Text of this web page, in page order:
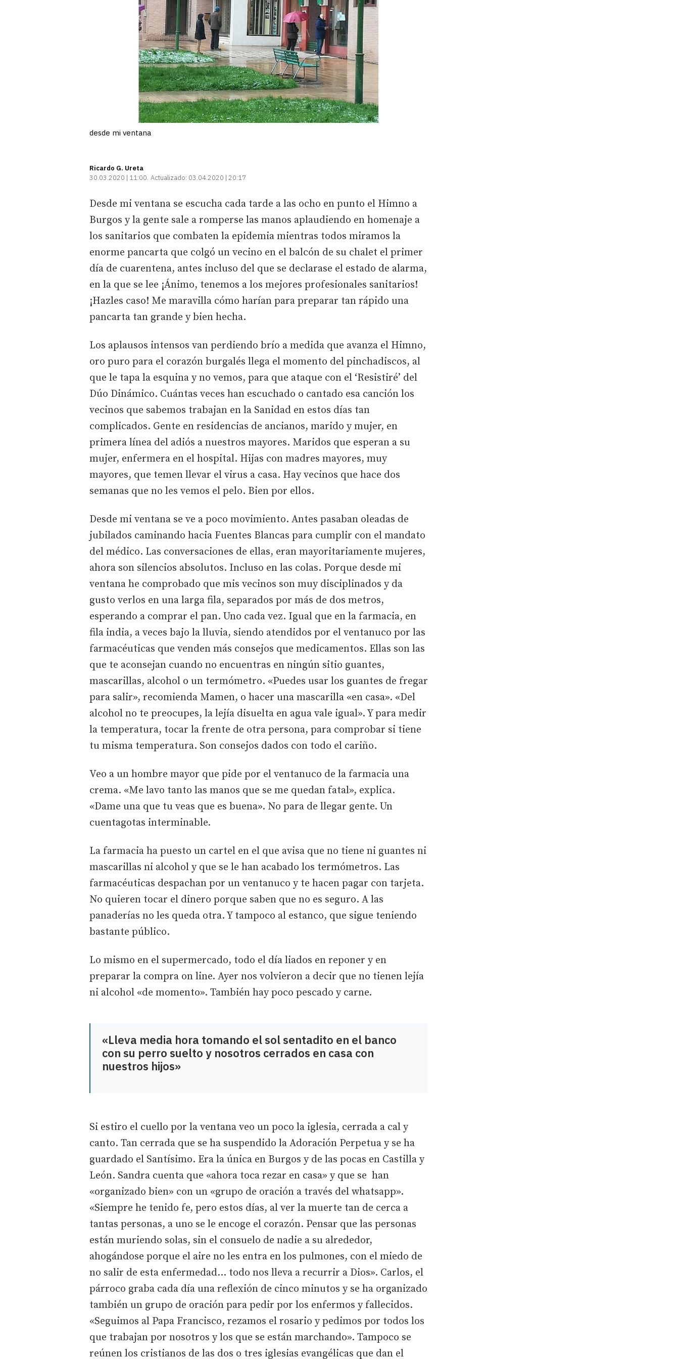
desde mi ventana
Ricardo G. Ureta
30.03.2020 | 11:00 Actualizado: 03.04.2020 | 20:17
Desde mi ventana se escucha cada tarde a las ocho en punto el Himno a
Burgos y la gente sale a romperse las manos aplaudiendo en homenaje a
los sanitarios que combaten la epidemia mientras todos miramos la
enorme pancarta que colgó un vecino en el balcón de su chalet el primer
día de cuarentena, antes incluso del que se declarase el estado de alarma,
en la que se lee ¡Ánimo, tenemos a los mejores profesionales sanitarios!
¡Hazles caso! Me maravilla cómo harían para preparar tan rápido una
pancarta tan grande y bien hecha.
Los aplausos intensos van perdiendo brío a medida que avanza el Himno,
oro puro para el corazón burgalés llega el momento del pinchadiscos, al
que le tapa la esquina y no vemos, para que ataque con el ‘Resistiré’ del
Dúo Dinámico. Cuántas veces han escuchado o cantado esa canción los
vecinos que sabemos trabajan en la Sanidad en estos días tan
complicados. Gente en residencias de ancianos, marido y mujer, en
primera línea del adiós a nuestros mayores. Maridos que esperan a su
mujer, enfermera en el hospital. Hijas con madres mayores, muy
mayores, que temen llevar el virus a casa. Hay vecinos que hace dos
semanas que no les vemos el pelo. Bien por ellos.
Desde mi ventana se ve a poco movimiento. Antes pasaban oleadas de
jubilados caminando hacia Fuentes Blancas para cumplir con el mandato
del médico. Las conversaciones de ellas, eran mayoritariamente mujeres,
ahora son silencios absolutos. Incluso en las colas. Porque desde mi
ventana he comprobado que mis vecinos son muy disciplinados y da
gusto verlos en una larga fila, separados por más de dos metros,
esperando a comprar el pan. Uno cada vez. Igual que en la farmacia, en
fila india, a veces bajo la lluvia, siendo atendidos por el ventanuco por las
farmacéuticas que venden más consejos que medicamentos. Ellas son las
que te aconsejan cuando no encuentras en ningún sitio guantes,
mascarillas, alcohol o un termómetro. «Puedes usar los guantes de fregar
para salir», recomienda Mamen, o hacer una mascarilla «en casa». «Del
alcohol no te preocupes, la lejía disuelta en agua vale igual». Y para medir
la temperatura, tocar la frente de otra persona, para comprobar si tiene
tu misma temperatura. Son consejos dados con todo el cariño.
Veo a un hombre mayor que pide por el ventanuco de la farmacia una
crema. «Me lavo tanto las manos que se me quedan fatal», explica.
«Dame una que tu veas que es buena». No para de llegar gente. Un
cuentagotas interminable.
La farmacia ha puesto un cartel en el que avisa que no tiene ni guantes ni
mascarillas ni alcohol y que se le han acabado los termómetros. Las
farmacéuticas despachan por un ventanuco y te hacen pagar con tarjeta.
No quieren tocar el dinero porque saben que no es seguro. A las
panaderías no les queda otra. Y tampoco al estanco, que sigue teniendo
bastante público.
Lo mismo en el supermercado, todo el día liados en reponer y en
preparar la compra on line. Ayer nos volvieron a decir que no tienen lejía
ni alcohol «de momento». También hay poco pescado y carne.
«Lleva media hora tomando el sol sentadito en el banco
con su perro suelto y nosotros cerrados en casa con
nuestros hijos»
Si estiro el cuello por la ventana veo un poco la iglesia, cerrada a cal y
canto. Tan cerrada que se ha suspendido la Adoración Perpetua y se ha
guardado el Santísimo. Era la única en Burgos y de las pocas en Castilla y
León. Sandra cuenta que «ahora toca rezar en casa» y que se han
«organizado bien» con un «grupo de oración a través del whatsapp».
«Siempre he tenido fe, pero estos días, al ver la muerte tan de cerca a
tantas personas, a uno se le encoge el corazón. Pensar que las personas
están muriendo solas, sin el consuelo de nadie a su alrededor,
ahogándose porque el aire no les entra en los pulmones, con el miedo de
no salir de esta enfermedad… todo nos lleva a recurrir a Dios». Carlos, el
párroco graba cada día una reflexión de cinco minutos y se ha organizado
también un grupo de oración para pedir por los enfermos y fallecidos.
«Seguimos al Papa Francisco, rezamos el rosario y pedimos por todos los
que trabajan por nosotros y los que se están marchando». Tampoco se
reúnen los cristianos de las dos o tres iglesias evangélicas que dan el